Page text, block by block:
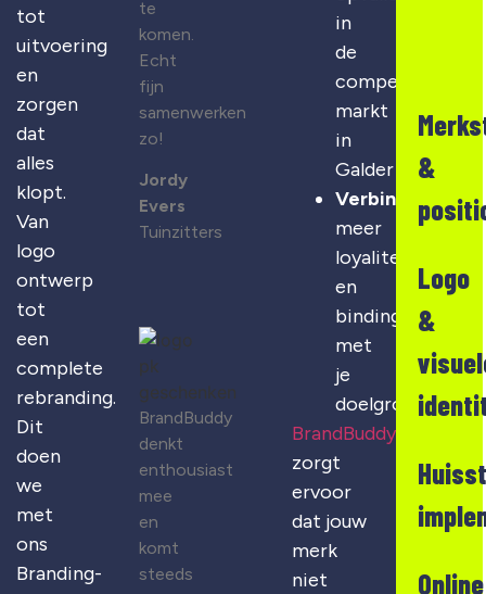
tot
uitvoering
en
zorgen
dat
alles
klopt.
Van
logo
ontwerp
tot
een
complete
rebranding.
Dit
doen
we
met
ons
Branding-
te
komen.
Echt
fijn
samenwerken
zo!
Jordy
Evers
Tuinzitters
BrandBuddy
denkt
enthousiast
mee
en
komt
steeds
in
de
competitieve
markt
in
Galder
Verbinding
meer
loyaliteit
en
binding
met
je
doelgroep
BrandBuddy
zorgt
ervoor
dat jouw
merk
niet
&
Logo
&
Online